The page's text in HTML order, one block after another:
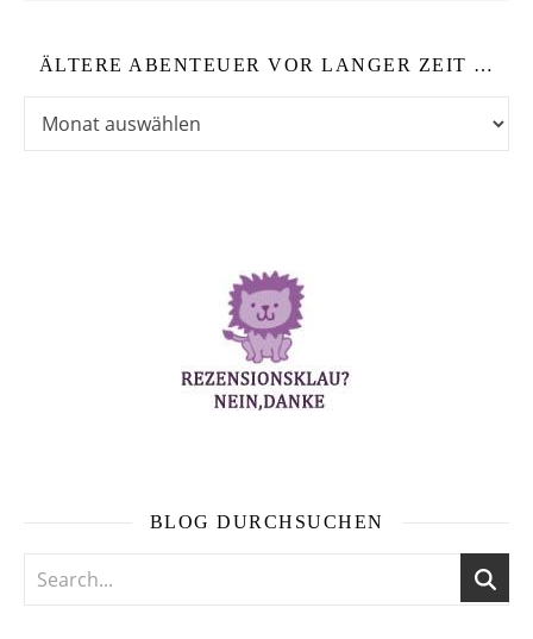
ÄLTERE ABENTEUER VOR LANGER ZEIT …
BLOG DURCHSUCHEN